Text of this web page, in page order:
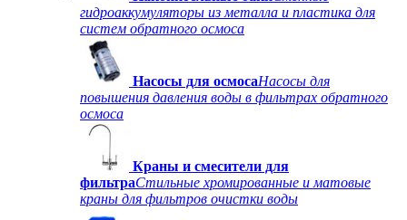
гидроаккумуляторы из металла и пластика для
систем обратного осмоса
Насосы для осмосаНасосы для
повышения давления воды в фильтрах обратного
осмоса
Краны и смесители для
фильтраСтильные хромированные и матовые
краны для фильтров очистки воды